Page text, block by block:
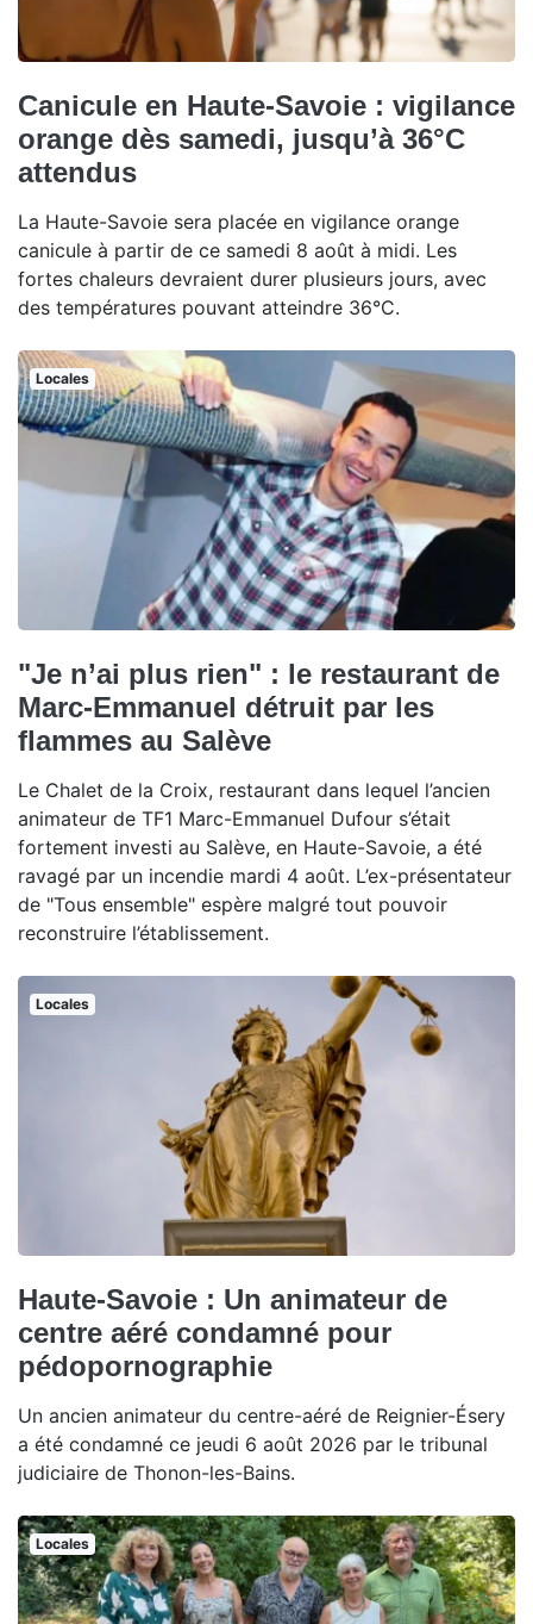
Canicule en Haute-Savoie : vigilance
orange dès samedi, jusqu’à 36°C
attendus
La Haute-Savoie sera placée en vigilance orange
canicule à partir de ce samedi 8 août à midi. Les
fortes chaleurs devraient durer plusieurs jours, avec
des températures pouvant atteindre 36°C.
Locales
"Je n’ai plus rien" : le restaurant de
Marc-Emmanuel détruit par les
flammes au Salève
Le Chalet de la Croix, restaurant dans lequel l’ancien
animateur de TF1 Marc-Emmanuel Dufour s’était
fortement investi au Salève, en Haute-Savoie, a été
ravagé par un incendie mardi 4 août. L’ex-présentateur
de "Tous ensemble" espère malgré tout pouvoir
reconstruire l’établissement.
Locales
Haute-Savoie : Un animateur de
centre aéré condamné pour
pédopornographie
Un ancien animateur du centre-aéré de Reignier-Ésery
a été condamné ce jeudi 6 août 2026 par le tribunal
judiciaire de Thonon-les-Bains.
Locales